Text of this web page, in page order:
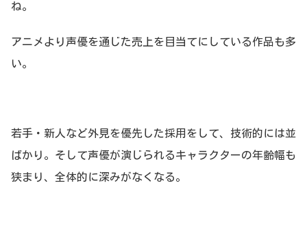
ね。
アニメより声優を通じた売上を目当てにしている作品も多
い。
若手・新人など外見を優先した採用をして、技術的には並
ばかり。そして声優が演じられるキャラクターの年齢幅も
狭まり、全体的に深みがなくなる。